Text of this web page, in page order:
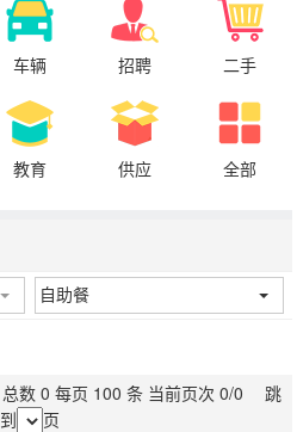
车辆 招聘 二手
教育 供应 全部
自助餐
总数 0 每页 100 条 当前页次 0/0 跳
到
页